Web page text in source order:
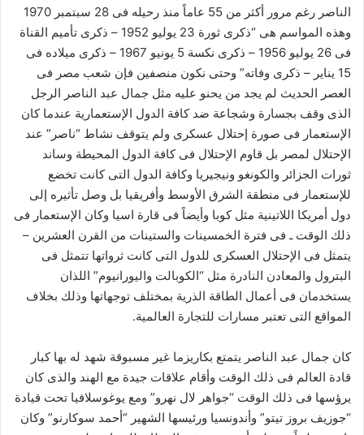
ي
ا
الناصر رغم مرور أكثر من 55 عاماً منذ رحيله فى 28 سبتمبر 1970
وهذه المواسم هى “ذكرى ثورة 23 يوليو 1952 – ذكرى تأميم القناة
فى 26 يوليو 1956 – ذكرى نكسة 5 يونيو 1967 – ذكرى ميلاده فى
15 يناير – ذكرى وفاته” وحتى نكون منصفين فإن شعب مصر فى
العصر الحديث لم يجد من يحنو عليه مثل جمال عبد الناصر الرجل
الذى وقف بجسارة وشجاعة ضد كافة الدول الإستعمارية عندما كان
الإستعمار فى صورة إحتلال عسكرى ولم يتوقف نشاط “ناصر” عند
الإحتلال لمصر بل قاوم الإحتلال فى كافة الدول المحيطة وساند
ثورات الجزائر والكونغو ونيجيريا وكافة الدول التى كانت تخضع
للإستعمار فى منطقة الشرق الأوسط وأفريقيا بل وصل تأثيره إلى
دول أمريكا اللاتينية مثل كوبا وأيضاً فى قارة اسيا وكان الإستعمار فى
ذلك الوقت ـ فى فترة الخمسينات والستينات من القرن العشرين –
يتمثل فى الإحتلال العسكرى للدول التى كانت ثرواتها تتمثل فى
البترول والمعادن النادرة مثل “الكوبالت واليورانيوم” اللذان
يستخدمان فى أعمال الطاقة الذرية بمختلف توجهاتها وذلك بخلاف
المواقع التى تعتبر مسارات للتجارة العالمية.
كان جمال عبد الناصر يتمتع بكاريزما غير مسبوقة شهد له بها كبار
قادة العالم فى ذلك الوقت وأقام علاقات جيدة مع الهند والذى كان
يرؤسها فى ذلك الوقت “جواهر لال نهرو” ومع يوغوسلافيا تحت قيادة
“جوزيف بروز تيتو” وأندونسيا ورئيسها الشهير “أحمد سوكارنو” وكان